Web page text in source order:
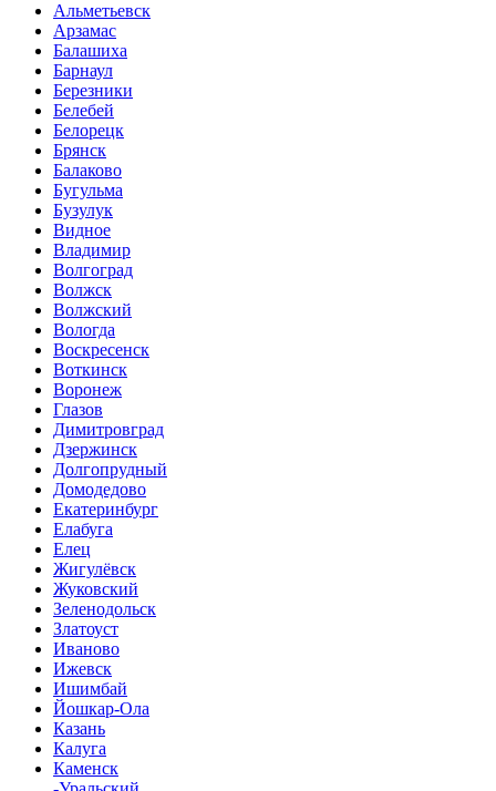
Альметьевск
Арзамас
Балашиха
Барнаул
Березники
Белебей
Белорецк
Брянск
Балаково
Бугульма
Бузулук
Видное
Владимир
Волгоград
Волжск
Волжский
Вологда
Воскресенск
Воткинск
Воронеж
Глазов
Димитровград
Дзержинск
Долгопрудный
Домодедово
Екатеринбург
Елабуга
Елец
Жигулёвск
Жуковский
Зеленодольск
Златоуст
Иваново
Ижевск
Ишимбай
Йошкар-Ола
Казань
Калуга
Каменск